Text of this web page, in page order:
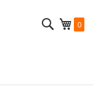
0
Cerca